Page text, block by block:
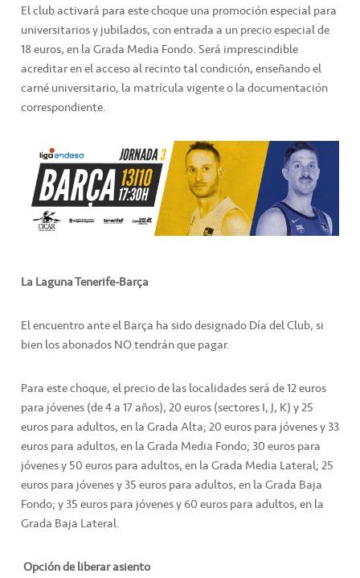
El club activará para este choque una promoción especial para
universitarios y jubilados, con entrada a un precio especial de
18 euros, en la Grada Media Fondo. Será imprescindible
acreditar en el acceso al recinto tal condición, enseñando el
carné universitario, la matrícula vigente o la documentación
correspondiente.
La Laguna Tenerife-Barça
El encuentro ante el Barça ha sido designado Día del Club, si
bien los abonados NO tendrán que pagar.
Para este choque, el precio de las localidades será de 12 euros
para jóvenes (de 4 a 17 años), 20 euros (sectores I, J, K) y 25
euros para adultos, en la Grada Alta; 20 euros para jóvenes y 33
euros para adultos, en la Grada Media Fondo; 30 euros para
jóvenes y 50 euros para adultos, en la Grada Media Lateral; 25
euros para jóvenes y 35 euros para adultos, en la Grada Baja
Fondo; y 35 euros para jóvenes y 60 euros para adultos, en la
Grada Baja Lateral.
Opción de liberar asiento